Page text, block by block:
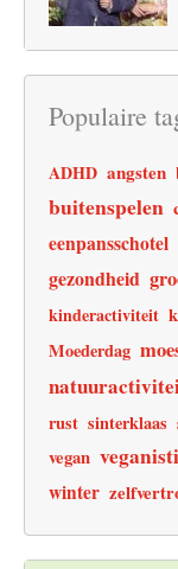
Populaire
ADHD angsten
buitenspelen
eenpansschotel
gezondheid
kinderactiviteit
Moederdag
rust sinterklaas
vegan
winter